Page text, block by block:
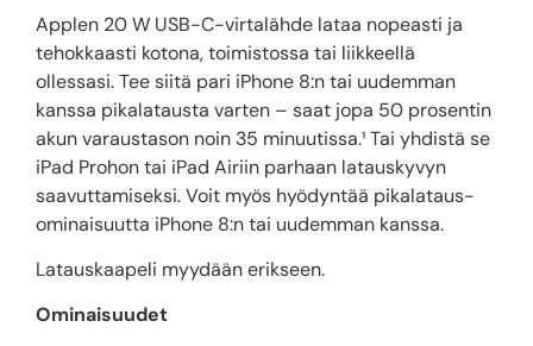
Applen 20 W USB-C-virtalähde lataa nopeasti ja
tehokkaasti kotona, toimistossa tai liikkeellä
ollessasi. Tee siitä pari iPhone 8:n tai uudemman
kanssa pikalatausta varten – saat jopa 50 prosentin
akun varaustason noin 35 minuutissa.¹ Tai yhdistä se
iPad Prohon tai iPad Airiin parhaan latauskyvyn
saavuttamiseksi. Voit myös hyödyntää pikalataus­
ominaisuutta iPhone 8:n tai uudemman kanssa.
Latauskaapeli myydään erikseen.
Ominaisuudet